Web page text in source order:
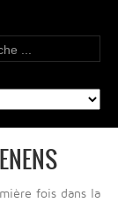
fois dans la